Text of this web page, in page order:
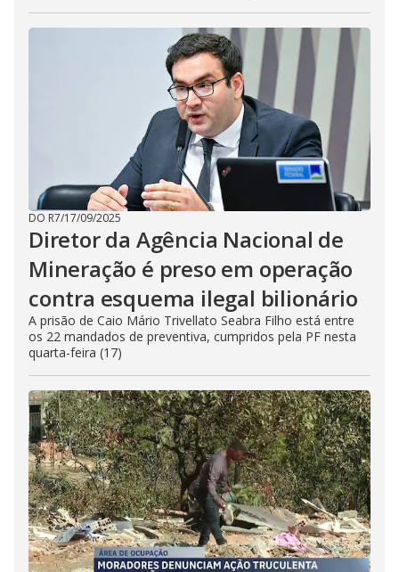
DO R7/17/09/2025
Diretor da Agência Nacional de
Mineração é preso em operação
contra esquema ilegal bilionário
A prisão de Caio Mário Trivellato Seabra Filho está entre
os 22 mandados de preventiva, cumpridos pela PF nesta
quarta-feira (17)